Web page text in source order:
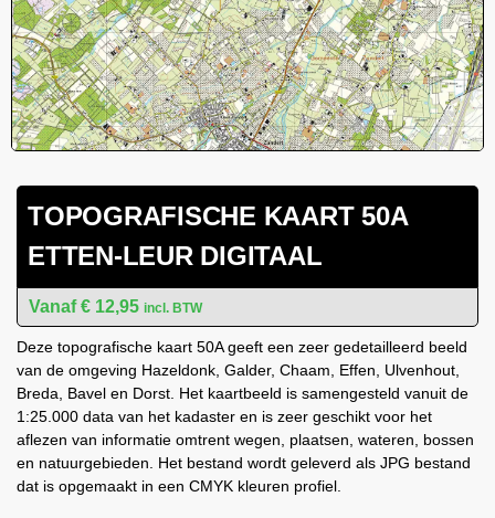
TOPOGRAFISCHE KAART 50A
ETTEN-LEUR DIGITAAL
€ 12,95 incl. BTW
Deze topografische kaart 50A geeft een zeer gedetailleerd beeld
van de omgeving Hazeldonk, Galder, Chaam, Effen, Ulvenhout,
Breda, Bavel en Dorst. Het kaartbeeld is samengesteld vanuit de
1:25.000 data van het kadaster en is zeer geschikt voor het
aflezen van informatie omtrent wegen, plaatsen, wateren, bossen
en natuurgebieden. Het bestand wordt geleverd als JPG bestand
dat is opgemaakt in een CMYK kleuren profiel.